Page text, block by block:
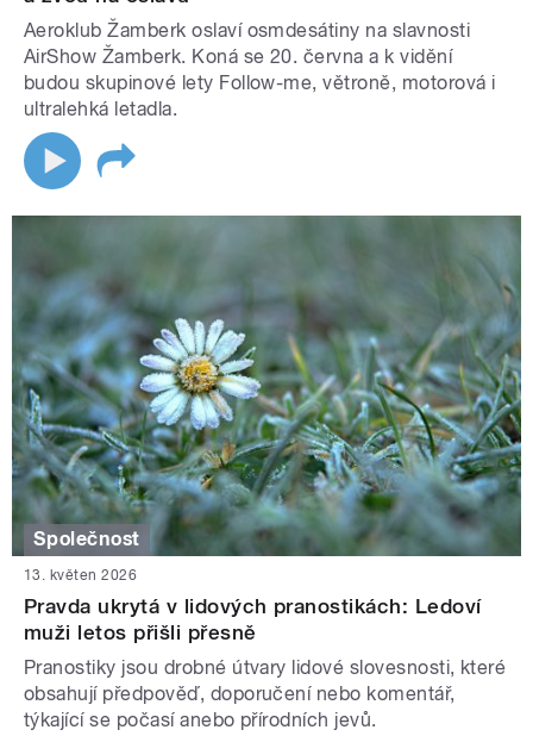
Aeroklub Žamberk oslaví osmdesátiny na slavnosti
AirShow Žamberk. Koná se 20. června a k vidění
budou skupinové lety Follow-me, větroně, motorová i
ultralehká letadla.
Společnost
13. květen 2026
Pravda ukrytá v lidových pranostikách: Ledoví
muži letos přišli přesně
Pranostiky jsou drobné útvary lidové slovesnosti, které
obsahují předpověď, doporučení nebo komentář,
týkající se počasí anebo přírodních jevů.